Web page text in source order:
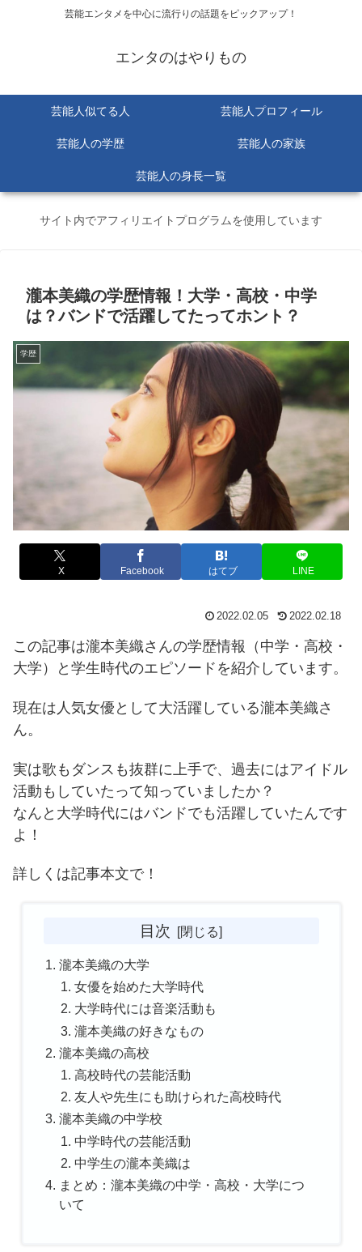
芸能エンタメを中心に流行りの話題をピックアップ！
エンタのはやりもの
芸能人似てる人 芸能人プロフィール
芸能人の学歴 芸能人の家族
芸能人の身長一覧
サイト内でアフィリエイトプログラムを使用しています
瀧本美織の学歴情報！大学・高校・中学
は？バンドで活躍してたってホント？
学歴
X Facebook はてブ LINE
2022.02.05 2022.02.18
この記事は瀧本美織さんの学歴情報（中学・高校・
大学）と学生時代のエピソードを紹介しています。
現在は人気女優として大活躍している瀧本美織さ
ん。
実は歌もダンスも抜群に上手で、過去にはアイドル
活動もしていたって知っていましたか？
なんと大学時代にはバンドでも活躍していたんです
よ！
詳しくは記事本文で！
目次
瀧本美織の大学
女優を始めた大学時代
大学時代には音楽活動も
瀧本美織の好きなもの
瀧本美織の高校
高校時代の芸能活動
友人や先生にも助けられた高校時代
瀧本美織の中学校
中学時代の芸能活動
中学生の瀧本美織は
まとめ：瀧本美織の中学・高校・大学につ
いて